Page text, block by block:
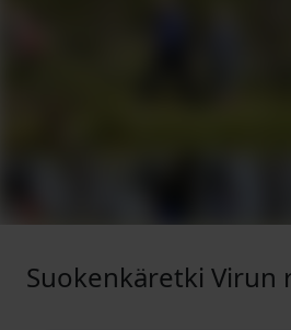
Suokenkäretki Virun